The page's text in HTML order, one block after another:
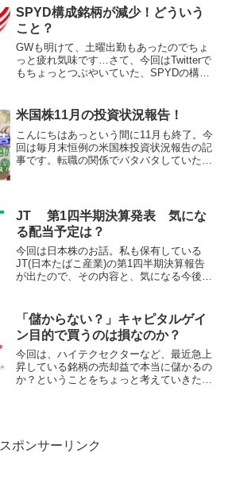
う！今回はよく聞く「PER」についての解
説です。
SPYD構成銘柄が減少！どういう
こと？
GWも明けて、土曜出勤もあったのでちょ
っと疲れ気味です…さて、今回はTwitterで
もちょっとつぶやいていた、SPYDの構成
説していこうと思います。
米国株11月の投資状況報告！
こんにちはあっという間に11月も終了。今
回は毎月末恒例の米国株投資状況報告の記
事です。転職の関係でバタバタしていたの
資状況...
JT 第1四半期決算発表 気にな
る配当予定は？
今回は日本株のお話。私も保有している
JT(日本たばこ産業)の第1四半期決算報告
が出たので、その内容と、気になる今後の
「儲からない？」キャピタルゲイ
ン目的で買うのは損なのか？
今回は、ハイテクセクターなど、最近急上
昇している銘柄の売却益で本当に儲かるの
か？ということをちょっと考えていきたい
スポンサーリンク